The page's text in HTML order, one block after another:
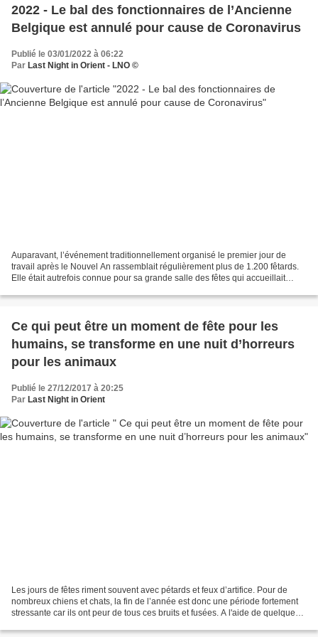
2022 - Le bal des fonctionnaires de l’Ancienne
Belgique est annulé pour cause de Coronavirus
Publié le 03/01/2022 à 06:22
Par Last Night in Orient - LNO ©
Auparavant, l’événement traditionnellement organisé le premier jour de
travail après le Nouvel An rassemblait régulièrement plus de 1.200 fêtards.
Elle était autrefois connue pour sa grande salle des fêtes qui accueillait
Ce qui peut être un moment de fête pour les
humains, se transforme en une nuit d’horreurs
pour les animaux
Publié le 27/12/2017 à 20:25
Par Last Night in Orient
Les jours de fêtes riment souvent avec pétards et feux d’artifice. Pour de
nombreux chiens et chats, la fin de l’année est donc une période fortement
stressante car ils ont peur de tous ces bruits et fusées. A l'aide de quelques